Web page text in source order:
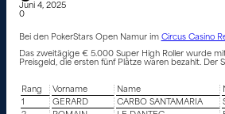
Juni 4, 2025
0
Bei den PokerStars Open Namur im Circus Casino
Das zweitägige € 5.000 Super High Roller wurde
Preisgeld, die ersten fünf Plätze waren bezahlt.
Rang Vorname Name
1
GERARD CARBO SANTAMARIA